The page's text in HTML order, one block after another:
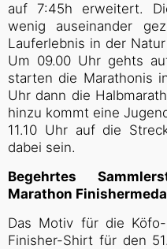
auf 7:45h erweitert.
wenig auseinander
Lauferlebnis in der
Um 09.00 Uhr gehts
starten die Marathonis
Uhr dann die
hinzu kommt eine
11.10 Uhr auf die
dabei sein.
Begehrtes
Marathon
Das Motiv für die
Finisher-Shirt für den